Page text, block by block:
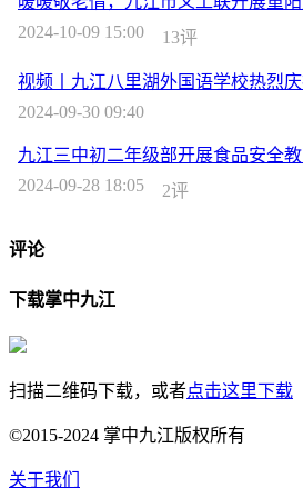
2024-10-09 15:00
13评
视频丨九江八里湖外国语学校热烈
2024-09-30 09:40
九江三中初二年级部开展食品安全
2024-09-28 18:05
2评
评论
下载掌中九江
扫描二维码下载，或者点击这里下载
©2015-2024 掌中九江版权所有
关于我们